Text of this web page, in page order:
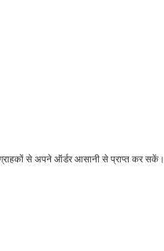
से अपने ऑर्डर आसानी से प्राप्त कर सकें।